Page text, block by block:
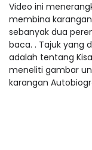
Video ini
membina
sebanyak dua
baca. . Tajuk yang
adalah tentang
meneliti gambar
karangan